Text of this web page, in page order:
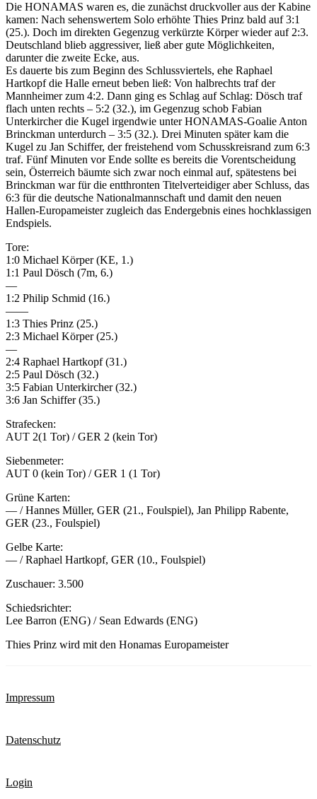
Die HONAMAS waren es, die zunächst druckvoller aus der Kabine
kamen: Nach sehenswertem Solo erhöhte Thies Prinz bald auf 3:1
(25.). Doch im direkten Gegenzug verkürzte Körper wieder auf 2:3.
Deutschland blieb aggressiver, ließ aber gute Möglichkeiten,
darunter die zweite Ecke, aus.
Es dauerte bis zum Beginn des Schlussviertels, ehe Raphael
Hartkopf die Halle erneut beben ließ: Von halbrechts traf der
Mannheimer zum 4:2. Dann ging es Schlag auf Schlag: Dösch traf
flach unten rechts – 5:2 (32.), im Gegenzug schob Fabian
Unterkircher die Kugel irgendwie unter HONAMAS-Goalie Anton
Brinckman unterdurch – 3:5 (32.). Drei Minuten später kam die
Kugel zu Jan Schiffer, der freistehend vom Schusskreisrand zum 6:3
traf. Fünf Minuten vor Ende sollte es bereits die Vorentscheidung
sein, Österreich bäumte sich zwar noch einmal auf, spätestens bei
Brinckman war für die entthronten Titelverteidiger aber Schluss, das
6:3 für die deutsche Nationalmannschaft und damit den neuen
Hallen-Europameister zugleich das Endergebnis eines hochklassigen
Endspiels.
Tore:
1:0 Michael Körper (KE, 1.)
1:1 Paul Dösch (7m, 6.)
—
1:2 Philip Schmid (16.)
——
1:3 Thies Prinz (25.)
2:3 Michael Körper (25.)
—
2:4 Raphael Hartkopf (31.)
2:5 Paul Dösch (32.)
3:5 Fabian Unterkircher (32.)
3:6 Jan Schiffer (35.)
Strafecken:
AUT 2(1 Tor) / GER 2 (kein Tor)
Siebenmeter:
AUT 0 (kein Tor) / GER 1 (1 Tor)
Grüne Karten:
— / Hannes Müller, GER (21., Foulspiel), Jan Philipp Rabente,
GER (23., Foulspiel)
Gelbe Karte:
— / Raphael Hartkopf, GER (10., Foulspiel)
Zuschauer: 3.500
Schiedsrichter:
Lee Barron (ENG) / Sean Edwards (ENG)
Thies Prinz wird mit den Honamas Europameister
Impressum
Datenschutz
Login